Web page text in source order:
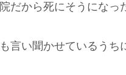
だから死にそうになっ
言い聞かせているうち